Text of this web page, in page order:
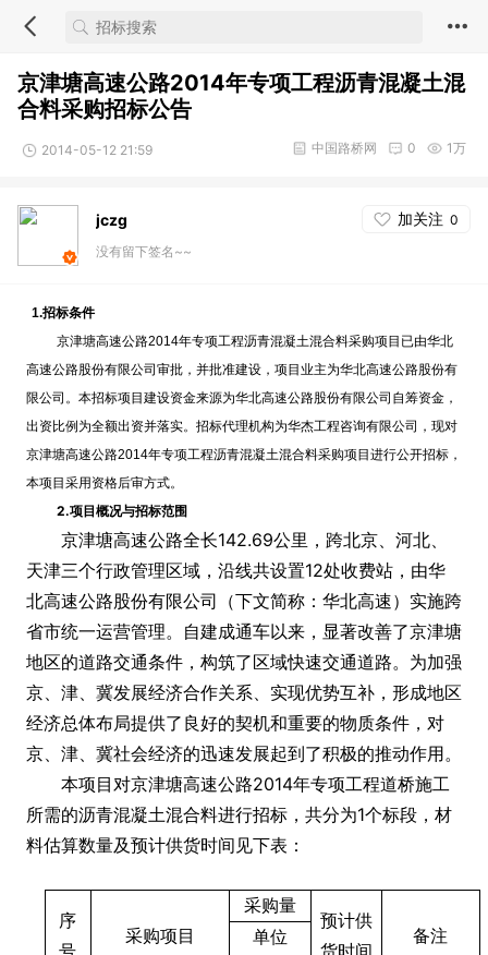
京津塘高速公路2014年专项工程沥青混凝土混
合料采购招标公告
2014-05-12 21:59 1万
0
中国路桥网
jczg 加关注 0
没有留下签名~~
1.招标条件
京津塘高速公路2014年专项工程沥青混凝土混合料采购项目已由华北
高速公路股份有限公司审批，并批准建设，项目业主为华北高速公路股份有
限公司。本招标项目建设资金来源为华北高速公路股份有限公司自筹资金，
出资比例为全额出资并落实。招标代理机构为华杰工程咨询有限公司，现对
京津塘高速公路2014年专项工程沥青混凝土混合料采购项目进行公开招标，
本项目采用资格后审方式。
2.项目概况与招标范围
京津塘高速公路全长142.69公里，跨北京、河北、
天津三个行政管理区域，沿线共设置12处收费站，由华
北高速公路股份有限公司（下文简称：华北高速）实施跨
省市统一运营管理。自建成通车以来，显著改善了京津塘
地区的道路交通条件，构筑了区域快速交通道路。为加强
京、津、冀发展经济合作关系、实现优势互补，形成地区
经济总体布局提供了良好的契机和重要的物质条件，对
京、津、冀社会经济的迅速发展起到了积极的推动作用。
本项目对京津塘高速公路2014年专项工程道桥施工
所需的沥青混凝土混合料进行招标，共分为1个标段，材
料估算数量及预计供货时间见下表：
序
号
采购项目
采购量
预计供
货时间
备注
单位